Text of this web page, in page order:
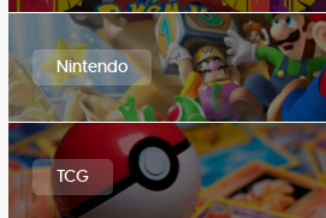
Nintendo
TCG